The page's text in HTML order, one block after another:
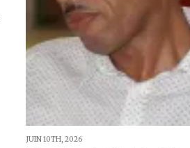
JUIN 10TH, 2026